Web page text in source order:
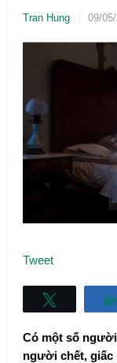
Tran Hung 09/
Tweet
Có một số
người chết, giấc